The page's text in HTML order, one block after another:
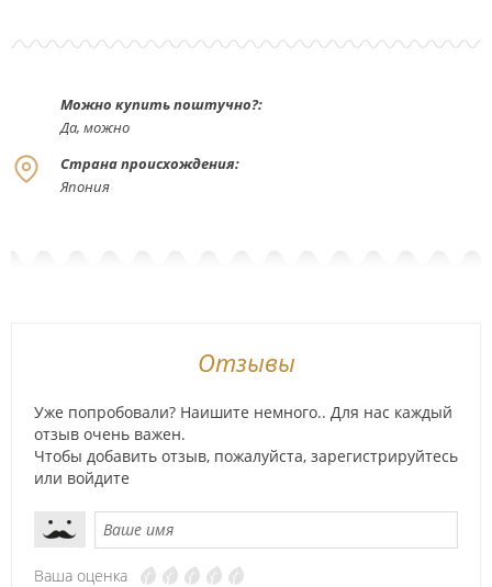
Можно купить поштучно?:
Да, можно
Страна происхождения:
Япония
Отзывы
Уже попробовали? Наишите немного.. Для нас каждый
отзыв очень важен.
Чтобы добавить отзыв, пожалуйста, зарегистрируйтесь
или войдите
Ваша оценка